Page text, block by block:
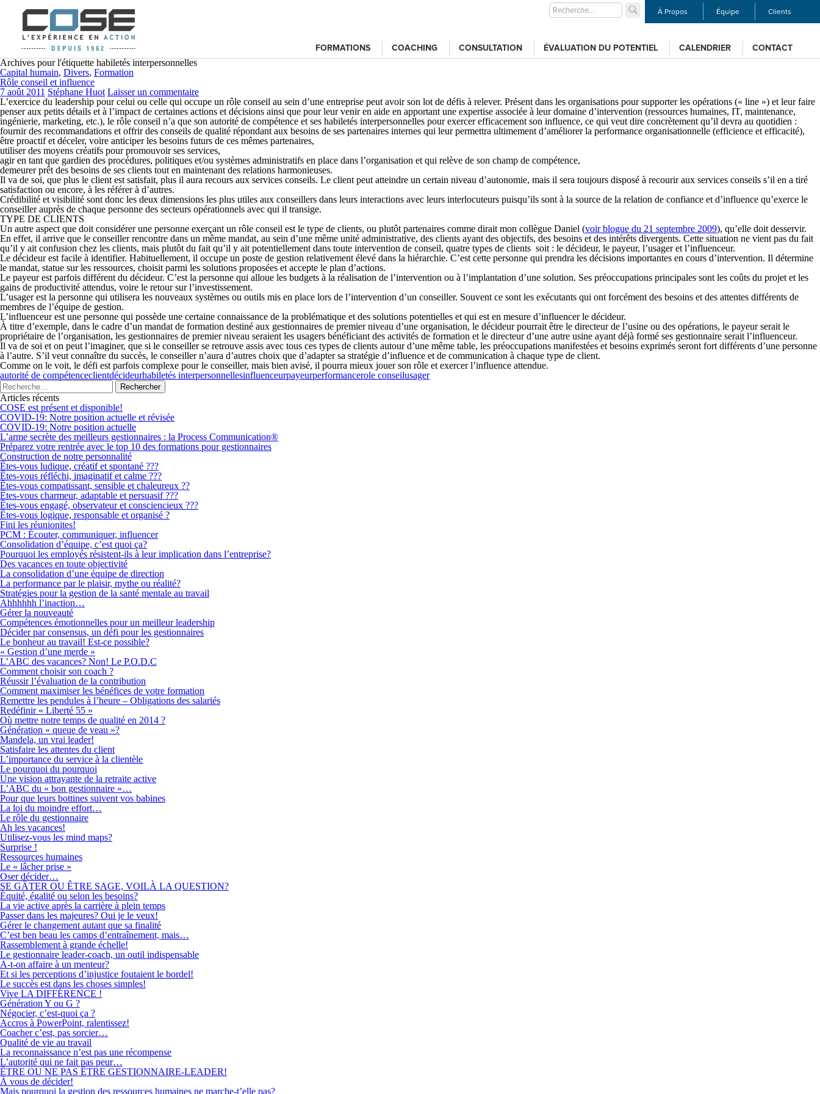
À Propos Équipe Clients
FORMATIONS COACHING CONSULTATION ÉVALUATION DU POTENTIEL CALENDRIER
CONTACT
Archives pour l'étiquette habiletés interpersonnelles
Capital humain, Divers, Formation
Rôle conseil et influence
7 août 2011 Stéphane Huot Laisser un commentaire
L’exercice du leadership pour celui ou celle qui occupe un rôle conseil au sein d’une entreprise peut avoir son lot de défis à relever. Présent dans les organisations pour supporter les opérations (« line ») et leur faire
penser aux petits détails et à l’impact de certaines actions et décisions ainsi que pour leur venir en aide en apportant une expertise associée à leur domaine d’intervention (ressources humaines, IT, maintenance,
ingénierie, marketing, etc.), le rôle conseil n’a que son autorité de compétence et ses habiletés interpersonnelles pour exercer efficacement son influence, ce qui veut dire concrètement qu’il devra au quotidien :
fournir des recommandations et offrir des conseils de qualité répondant aux besoins de ses partenaires internes qui leur permettra ultimement d’améliorer la performance organisationnelle (efficience et efficacité),
être proactif et déceler, voire anticiper les besoins futurs de ces mêmes partenaires,
utiliser des moyens créatifs pour promouvoir ses services,
agir en tant que gardien des procédures, politiques et/ou systèmes administratifs en place dans l’organisation et qui relève de son champ de compétence,
demeurer prêt des besoins de ses clients tout en maintenant des relations harmonieuses.
Il va de soi, que plus le client est satisfait, plus il aura recours aux services conseils. Le client peut atteindre un certain niveau d’autonomie, mais il sera toujours disposé à recourir aux services conseils s’il en a tiré
satis­faction ou encore, à les référer à d’autres.
Crédibilité et visibilité sont donc les deux dimensions les plus utiles aux conseillers dans leurs interactions avec leurs interlocuteurs puisqu’ils sont à la source de la relation de confiance et d’influence qu’exerce le
conseiller auprès de chaque personne des secteurs opérationnels avec qui il transige.
TYPE DE CLIENTS
Un autre aspect que doit considérer une personne exerçant un rôle conseil est le type de clients, ou plutôt partenaires comme dirait mon collègue Daniel (voir blogue du 21 septembre 2009), qu’elle doit desservir.
En effet, il arrive que le conseiller rencontre dans un même mandat, au sein d’une même unité administrative, des clients ayant des objectifs, des besoins et des intérêts divergents. Cette situation ne vient pas du fait
qu’il y ait confusion chez les clients, mais plutôt du fait qu’il y ait potentiellement dans toute intervention de conseil, quatre types de clients soit : le décideur, le payeur, l’usageret l’influenceur.
Le décideurest facile à identifier. Habituellement, il occupe un poste de gestion relativement élevé dans la hiérarchie. C’est cette personne qui prendra les décisions importantes en cours d’intervention. Il détermine
le mandat, statue sur les ressources, choisit parmi les solutions proposées et accepte le plan d’actions.
Le payeurest parfois différent du décideur. C’est la personne qui alloue les budgets à la réalisation de l’intervention ou à l’implantation d’une solution. Ses préoccu­pations principales sont les coûts du projet et les
gains de productivité attendus, voire le retour sur l’investissement.
L’usagerest la personne qui utilisera les nouveaux systèmes ou outils mis en place lors de l’intervention d’un conseiller. Souvent ce sont les exécutants qui ont forcément des besoins et des attentes différents de
membres de l’équipe de gestion.
L’influenceurest une personne qui possède une certaine connaissance de la pro­blé­matique et des solutions potentielles et qui est en mesure d’influencer le décideur.
À titre d’exemple, dans le cadre d’un mandat de formation destiné aux gestionnaires de premier niveau d’une organisation, le décideur pourrait être le directeur de l’usine ou des opérations, le payeur serait le
propriétaire de l’organisation, les gestionnaires de premier niveau seraient les usagers bénéficiant des activités de formation et le directeur d’une autre usine ayant déjà formé ses gestionnaire serait l’influenceur.
Il va de soi et on peut l’imaginer, que si le conseiller se retrouve assis avec tous ces types de clients autour d’une même table, les préoccupations manifestées et besoins exprimés seront fort différents d’une personne
à l’autre. S’il veut connaître du succès, le conseiller n’aura d’autres choix que d’adapter sa stratégie d’influence et de communication à chaque type de client.
Comme on le voit, le défi est parfois complexe pour le conseiller, mais bien avisé, il pourra mieux jouer son rôle et exercer l’influence attendue.
autorité de compétenceclientdécideurhabiletés interpersonnellesinfluenceurpayeurperformancerole conseilusager
Articles récents
COSE est présent et disponible!
COVID-19: Notre position actuelle et révisée
COVID-19: Notre position actuelle
L’arme secrète des meilleurs gestionnaires : la Process Communication®
Préparez votre rentrée avec le top 10 des formations pour gestionnaires
Construction de notre personnalité
Êtes-vous ludique, créatif et spontané ???
Êtes-vous réfléchi, imaginatif et calme ???
Êtes-vous compatissant, sensible et chaleureux ??
Êtes-vous charmeur, adaptable et persuasif ???
Êtes-vous engagé, observateur et consciencieux ???
Êtes-vous logique, responsable et organisé ?
Fini les réunionites!
PCM : Écouter, communiquer, influencer
Consolidation d’équipe, c’est quoi ça?
Pourquoi les employés résistent-ils à leur implication dans l’entreprise?
Des vacances en toute objectivité
La consolidation d’une équipe de direction
La performance par le plaisir, mythe ou réalité?
Stratégies pour la gestion de la santé mentale au travail
Ahhhhhh l’inaction…
Gérer la nouveauté
Compétences émotionnelles pour un meilleur leadership
Décider par consensus, un défi pour les gestionnaires
Le bonheur au travail! Est-ce possible?
« Gestion d’une merde »
L’ABC des vacances? Non! Le P.O.D.C
Comment choisir son coach ?
Réussir l’évaluation de la contribution
Comment maximiser les bénéfices de votre formation
Remettre les pendules à l’heure – Obligations des salariés
Redéfinir « Liberté 55 »
Où mettre notre temps de qualité en 2014 ?
Génération « queue de veau »?
Mandela, un vrai leader!
Satisfaire les attentes du client
L’importance du service à la clientèle
Le pourquoi du pourquoi
Une vision attrayante de la retraite active
L’ABC du « bon gestionnaire »…
Pour que leurs bottines suivent vos babines
La loi du moindre effort…
Le rôle du gestionnaire
Ah les vacances!
Utilisez-vous les mind maps?
Surprise !
Ressources humaines
Le « lâcher prise »
Oser décider…
SE GÂTER OU ÊTRE SAGE, VOILÀ LA QUESTION?
Équité, égalité ou selon les besoins?
La vie active après la carrière à plein temps
Passer dans les majeures? Oui je le veux!
Gérer le changement autant que sa finalité
C’est ben beau les camps d’entraînement, mais…
Rassemblement à grande échelle!
Le gestionnaire leader-coach, un outil indispensable
A-t-on affaire à un menteur?
Et si les perceptions d’injustice foutaient le bordel!
Le succès est dans les choses simples!
Vive LA DIFFÉRENCE !
Génération Y ou G ?
Négocier, c’est-quoi ça ?
Accros à PowerPoint, ralentissez!
Coacher c’est, pas sorcier…
Qualité de vie au travail
La reconnaissance n’est pas une récompense
L’autorité qui ne fait pas peur…
ÊTRE OU NE PAS ÊTRE GESTIONNAIRE-LEADER!
À vous de décider!
Mais pourquoi la gestion des ressources humaines ne marche-t’elle pas?